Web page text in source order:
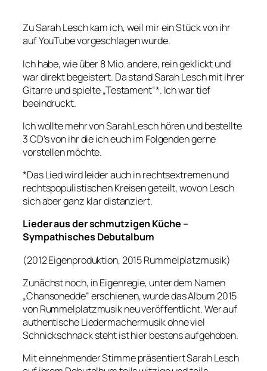
Zu Sarah Lesch kam ich, weil mir ein Stück von ihr
auf YouTube vorgeschlagen wurde.
Ich habe, wie über 8 Mio. andere, rein geklickt und
war direkt begeistert. Da stand Sarah Lesch mit ihrer
Gitarre und spielte „Testament“*. Ich war tief
beeindruckt.
Ich wollte mehr von Sarah Lesch hören und bestellte
3 CD’s von ihr die ich euch im Folgenden gerne
vorstellen möchte.
*Das Lied wird leider auch in rechtsextremen und
rechtspopulistischen Kreisen geteilt, wovon Lesch
sich aber ganz klar distanziert.
Lieder aus der schmutzigen Küche –
Sympathisches Debutalbum
(2012 Eigenproduktion, 2015 Rummelplatzmusik)
Zunächst noch, in Eigenregie, unter dem Namen
„Chansonedde“ erschienen, wurde das Album 2015
von Rummelplatzmusik neu veröffentlicht. Wer auf
authentische Liedermachermusik ohne viel
Schnickschnack steht ist hier bestens aufgehoben.
Mit einnehmender Stimme präsentiert Sarah Lesch